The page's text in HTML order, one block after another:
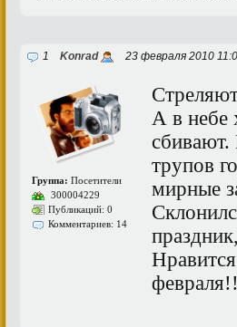
1 Konrad 23 февраля 2010
Группа: Посетители
300004229
Публикаций: 0
Комментариев: 14
А в небе
трупов
мирные